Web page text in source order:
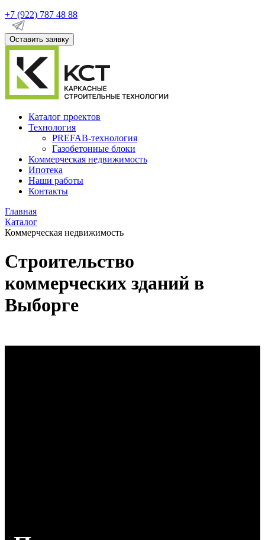
+7 (922) 787 48 88
Оставить заявку
Каталог проектов
Технология
PREFAB-технология
Газобетонные блоки
Коммерческая недвижимость
Ипотека
Наши работы
Контакты
Главная
Каталог
Коммерческая недвижимость
Строительство
коммерческих зданий в
Выборге